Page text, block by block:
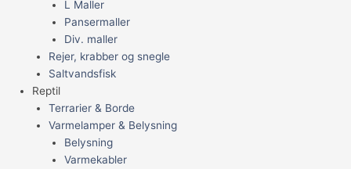
L Maller
Pansermaller
Div. maller
Rejer, krabber og snegle
Saltvandsfisk
Reptil
Terrarier & Borde
Varmelamper & Belysning
Belysning
Varmekabler